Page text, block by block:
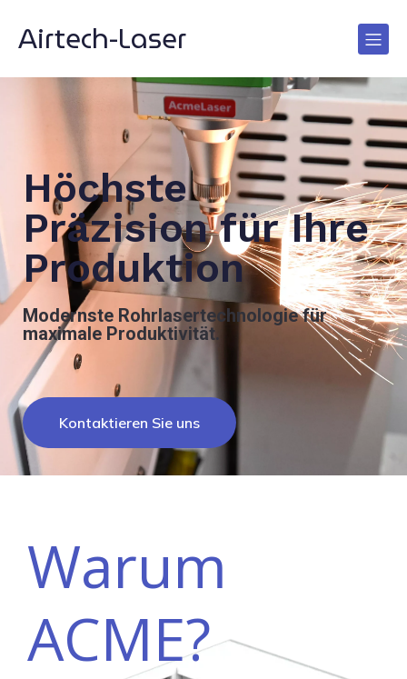
Airtech-Laser
Höchste
Präzision für Ihre
Produktion
Modernste Rohrlasertechnologie für
maximale Produktivität.
Kontaktieren Sie uns
Warum
ACME?